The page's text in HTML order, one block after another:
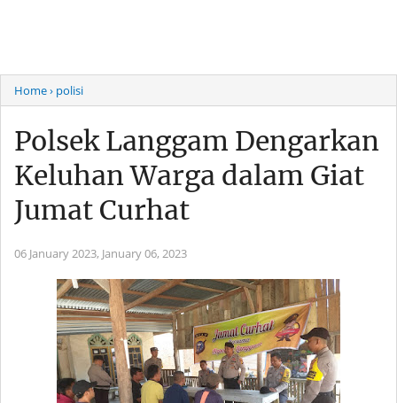
Home› polisi
Polsek Langgam Dengarkan
Keluhan Warga dalam Giat
Jumat Curhat
06 January 2023, January 06, 2023